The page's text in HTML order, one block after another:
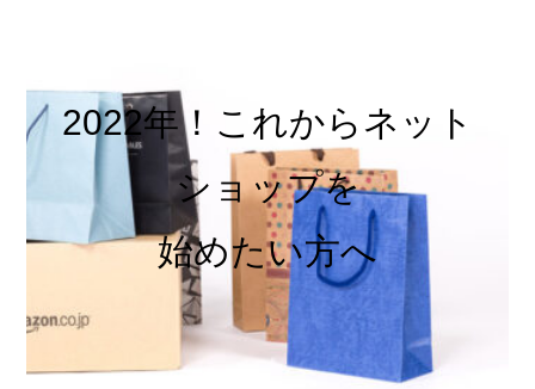
2022年！これからネット
ショップを
始めたい方へ